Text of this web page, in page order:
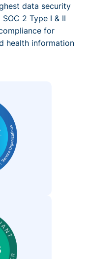
data security
2 Type I & II
for
health information